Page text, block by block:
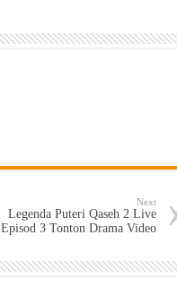
Next
Legenda Puteri Qaseh 2 Live
Episod 3 Tonton Drama Video